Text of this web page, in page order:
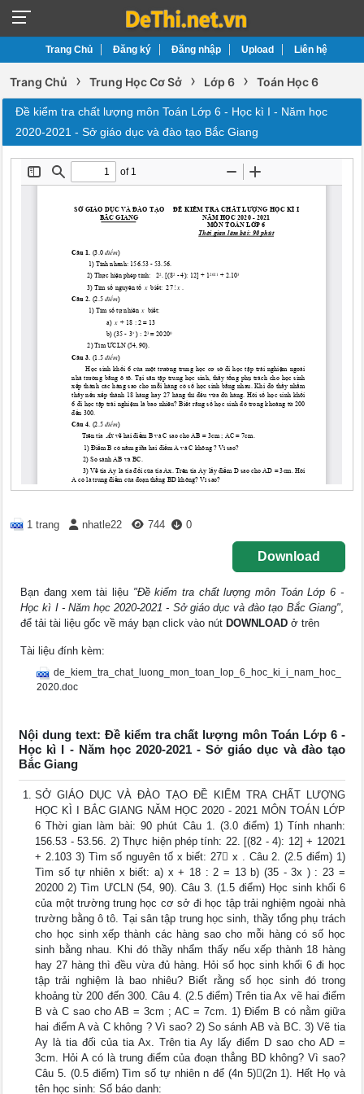
Trang Chủ Đăng ký Đăng nhập Upload Liên hệ
Trang Chủ › Trung Học Cơ Sở › Lớp 6 › Toán Học 6
Đề kiểm tra chất lượng môn Toán Lớp 6 - Học kì I - Năm học
2020-2021 - Sở giáo dục và đào tạo Bắc Giang
1 trang nhatle22 744 0
Download
Bạn đang xem tài liệu "Đề kiểm tra chất lượng môn Toán Lớp 6 -
Học kì I - Năm học 2020-2021 - Sở giáo dục và đào tạo Bắc Giang",
để tải tài liệu gốc về máy bạn click vào nút DOWNLOAD ở trên
Tài liệu đính kèm:
de_kiem_tra_chat_luong_mon_toan_lop_6_hoc_ki_i_nam_hoc_
2020.doc
Nội dung text: Đề kiểm tra chất lượng môn Toán Lớp 6 -
Học kì I - Năm học 2020-2021 - Sở giáo dục và đào tạo
Bắc Giang
SỞ GIÁO DỤC VÀ ĐÀO TẠO ĐỀ KIỂM TRA CHẤT LƯỢNG
HỌC KÌ I BẮC GIANG NĂM HỌC 2020 - 2021 MÔN TOÁN LỚP
6 Thời gian làm bài: 90 phút Câu 1. (3.0 điểm) 1) Tính nhanh:
156.53 - 53.56. 2) Thực hiện phép tính: 22. [(82 - 4): 12] + 12021
+ 2.103 3) Tìm số nguyên tố x biết: 27 x . Câu 2. (2.5 điểm) 1)
Tìm số tự nhiên x biết: a) x + 18 : 2 = 13 b) (35 - 3x ) : 23 =
20200 2) Tìm ƯCLN (54, 90). Câu 3. (1.5 điểm) Học sinh khối 6
của một trường trung học cơ sở đi học tập trải nghiệm ngoài nhà
trường bằng ô tô. Tại sân tập trung học sinh, thầy tổng phụ trách
cho học sinh xếp thành các hàng sao cho mỗi hàng có số học
sinh bằng nhau. Khi đó thầy nhẩm thấy nếu xếp thành 18 hàng
hay 27 hàng thì đều vừa đủ hàng. Hỏi số học sinh khối 6 đi học
tập trải nghiệm là bao nhiêu? Biết rằng số học sinh đó trong
khoảng từ 200 đến 300. Câu 4. (2.5 điểm) Trên tia Ax vẽ hai điểm
B và C sao cho AB = 3cm ; AC = 7cm. 1) Điểm B có nằm giữa
hai điểm A và C không ? Vì sao? 2) So sánh AB và BC. 3) Vẽ tia
Ay là tia đối của tia Ax. Trên tia Ay lấy điểm D sao cho AD =
3cm. Hỏi A có là trung điểm của đoạn thẳng BD không? Vì sao?
Câu 5. (0.5 điểm) Tìm số tự nhiên n để (4n 5)(2n 1). Hết Họ và
tên học sinh: Số báo danh: